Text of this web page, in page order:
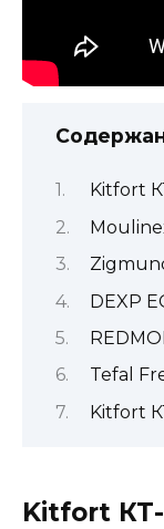
Kitfort
DEXP
Tefal
Kitfort
Kitfort КТ-